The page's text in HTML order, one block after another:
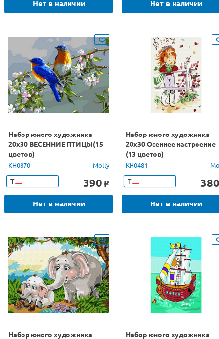
Нет в наличии Нет в наличии
Набор юного художника
20х30 ВЕСЕННИЕ ПТИЦЫ(15
цветов)
KH0870 Molly
Т 390 o
Нет в наличии
Набор юного художника
20х30 Осеннее настроение
(13 цветов)
KH0481
Т 380
Нет в наличии
Набор юного художника
Набор юного художника